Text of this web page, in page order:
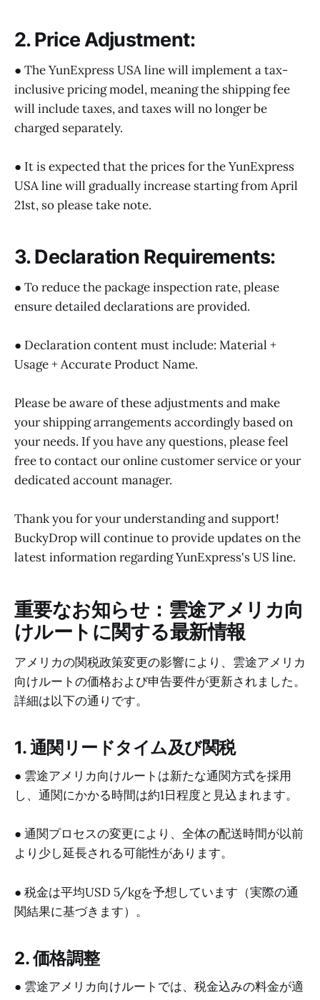
2. Price Adjustment:
● The YunExpress USA line will implement a tax-
inclusive pricing model, meaning the shipping fee
will include taxes, and taxes will no longer be
charged separately.
● It is expected that the prices for the YunExpress
USA line will gradually increase starting from April
21st, so please take note.
3. Declaration Requirements:
● To reduce the package inspection rate, please
ensure detailed declarations are provided.
● Declaration content must include: Material +
Usage + Accurate Product Name.
Please be aware of these adjustments and make
your shipping arrangements accordingly based on
your needs. If you have any questions, please feel
free to contact our online customer service or your
dedicated account manager.
Thank you for your understanding and support!
BuckyDrop will continue to provide updates on the
latest information regarding YunExpress's US line.
重要なお知らせ：雲途アメリカ向
けルートに関する最新情報
アメリカの関税政策変更の影響により、雲途アメリカ
向けルートの価格および申告要件が更新されました。
詳細は以下の通りです。
1. 通関リードタイム及び関税
● 雲途アメリカ向けルートは新たな通関方式を採用
し、通関にかかる時間は約1日程度と見込まれます。
● 通関プロセスの変更により、全体の配送時間が以前
より少し延長される可能性があります。
● 税金は平均USD 5/kgを予想しています（実際の通
関結果に基づきます）。
2. 価格調整
● 雲途アメリカ向けルートでは、税金込みの料金が適